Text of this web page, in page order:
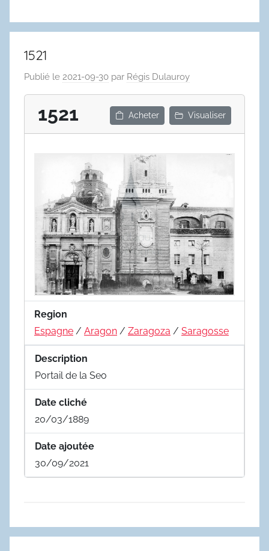
1521
Publié le 2021-09-30 par Régis Dulauroy
1521 Acheter Visualiser
Region
Espagne / Aragon / Zaragoza / Saragosse
Description
Portail de la Seo
Date cliché
20/03/1889
Date ajoutée
30/09/2021